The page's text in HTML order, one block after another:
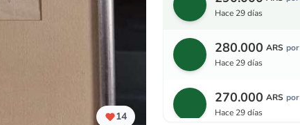
14
hace 29 días
280.000 ARS por
hace 29 días
270.000 ARS por
hace 29 días